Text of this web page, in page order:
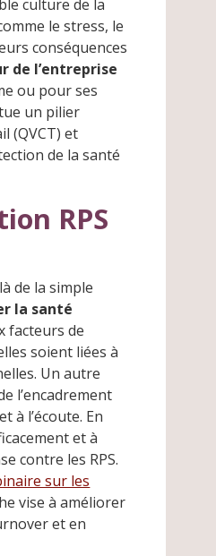
culture de la
le stress, le
conséquences
de l’entreprise
ou pour ses
un pilier
(QVCT) et
de la santé
RPS
de la simple
la santé
facteurs de
soient liées à
Un autre
l’encadrement
à l’écoute. En
et à
contre les RPS.
sur les
vise à améliorer
et en